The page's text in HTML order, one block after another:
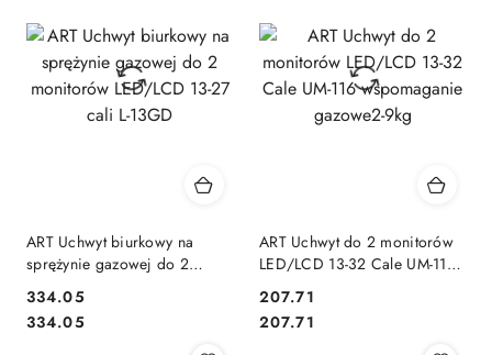
ART Uchwyt biurkowy na
sprężynie gazowej do 2
cali L-13GD
Cena:
334.05
Cena:
334.05
ART Uchwyt do 2 monitorów
LED/LCD 13-32 Cale UM-116
Cena:
207.71
Cena:
207.71